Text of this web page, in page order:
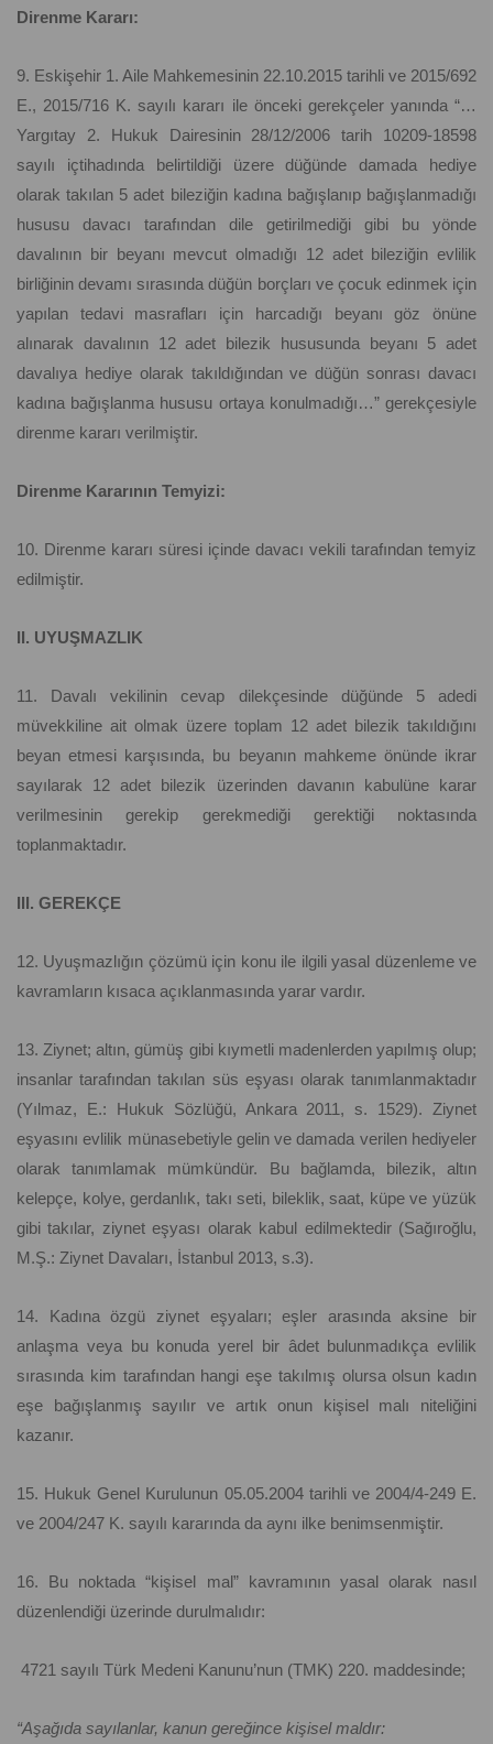
Direnme Kararı:
9. Eskişehir 1. Aile Mahkemesinin 22.10.2015 tarihli ve 2015/692
E., 2015/716 K. sayılı kararı ile önceki gerekçeler yanında “…
Yargıtay 2. Hukuk Dairesinin 28/12/2006 tarih 10209-18598
sayılı içtihadında belirtildiği üzere düğünde damada hediye
olarak takılan 5 adet bileziğin kadına bağışlanıp bağışlanmadığı
hususu davacı tarafından dile getirilmediği gibi bu yönde
davalının bir beyanı mevcut olmadığı 12 adet bileziğin evlilik
birliğinin devamı sırasında düğün borçları ve çocuk edinmek için
yapılan tedavi masrafları için harcadığı beyanı göz önüne
alınarak davalının 12 adet bilezik hususunda beyanı 5 adet
davalıya hediye olarak takıldığından ve düğün sonrası davacı
kadına bağışlanma hususu ortaya konulmadığı…” gerekçesiyle
direnme kararı verilmiştir.
Direnme Kararının Temyizi:
10. Direnme kararı süresi içinde davacı vekili tarafından temyiz
edilmiştir.
II. UYUŞMAZLIK
11. Davalı vekilinin cevap dilekçesinde düğünde 5 adedi
müvekkiline ait olmak üzere toplam 12 adet bilezik takıldığını
beyan etmesi karşısında, bu beyanın mahkeme önünde ikrar
sayılarak 12 adet bilezik üzerinden davanın kabulüne karar
verilmesinin gerekip gerekmediği gerektiği noktasında
toplanmaktadır.
III. GEREKÇE
12. Uyuşmazlığın çözümü için konu ile ilgili yasal düzenleme ve
kavramların kısaca açıklanmasında yarar vardır.
13. Ziynet; altın, gümüş gibi kıymetli madenlerden yapılmış olup;
insanlar tarafından takılan süs eşyası olarak tanımlanmaktadır
(Yılmaz, E.: Hukuk Sözlüğü, Ankara 2011, s. 1529). Ziynet
eşyasını evlilik münasebetiyle gelin ve damada verilen hediyeler
olarak tanımlamak mümkündür. Bu bağlamda, bilezik, altın
kelepçe, kolye, gerdanlık, takı seti, bileklik, saat, küpe ve yüzük
gibi takılar, ziynet eşyası olarak kabul edilmektedir (Sağıroğlu,
M.Ş.: Ziynet Davaları, İstanbul 2013, s.3).
14. Kadına özgü ziynet eşyaları; eşler arasında aksine bir
anlaşma veya bu konuda yerel bir âdet bulunmadıkça evlilik
sırasında kim tarafından hangi eşe takılmış olursa olsun kadın
eşe bağışlanmış sayılır ve artık onun kişisel malı niteliğini
kazanır.
15. Hukuk Genel Kurulunun 05.05.2004 tarihli ve 2004/4-249 E.
ve 2004/247 K. sayılı kararında da aynı ilke benimsenmiştir.
16. Bu noktada “kişisel mal” kavramının yasal olarak nasıl
düzenlendiği üzerinde durulmalıdır:
4721 sayılı Türk Medeni Kanunu’nun (TMK) 220. maddesinde;
“Aşağıda sayılanlar, kanun gereğince kişisel maldır: